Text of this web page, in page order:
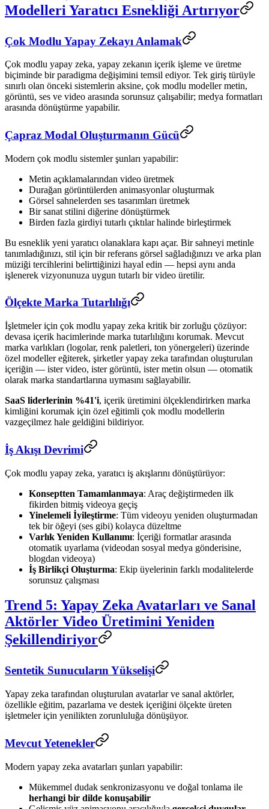
Modelleri Yaratıcı Esnekliği Artırıyor
Çok Modlu Yapay Zekayı Anlamak
Çok modlu yapay zeka, yapay zekanın içerik işleme ve üretme
biçiminde bir paradigma değişimini temsil ediyor. Tek giriş türüyle
sınırlı olan önceki sistemlerin aksine, çok modlu modeller metin,
görüntü, ses ve video arasında sorunsuz çalışabilir; medya formatları
arasında dönüştürme yapabilir.
Çapraz Modal Oluşturmanın Gücü
Modern çok modlu sistemler şunları yapabilir:
Metin açıklamalarından video üretmek
Durağan görüntülerden animasyonlar oluşturmak
Görsel sahnelerden ses tasarımları üretmek
Bir sanat stilini diğerine dönüştürmek
Birden fazla girdiyi tutarlı çıktılar halinde birleştirmek
Bu esneklik yeni yaratıcı olanaklara kapı açar. Bir sahneyi metinle
tanımladığınızı, stil için bir referans görsel sağladığınızı ve arka plan
müziği tercihlerini belirttiğinizi hayal edin — hepsi aynı anda
işlenerek vizyonunuza uygun tutarlı bir video üretilir.
Ölçekte Marka Tutarlılığı
İşletmeler için çok modlu yapay zeka kritik bir zorluğu çözüyor:
devasa içerik hacimlerinde marka tutarlılığını korumak. Mevcut
marka varlıkları (logolar, renk paletleri, ton yönergeleri) üzerinde
özel modeller eğiterek, şirketler yapay zeka tarafından oluşturulan
içeriğin — ister video, ister görüntü, ister metin olsun — otomatik
olarak marka standartlarına uymasını sağlayabilir.
SaaS liderlerinin %41'i, içerik üretimini ölçeklendirirken marka
kimliğini korumak için özel eğitimli çok modlu modellerin
vazgeçilmez hale geldiğini bildiriyor.
İş Akışı Devrimi
Çok modlu yapay zeka, yaratıcı iş akışlarını dönüştürüyor:
Konseptten Tamamlanmaya: Araç değiştirmeden ilk
fikirden bitmiş videoya geçiş
Yinelemeli İyileştirme: Tüm videoyu yeniden oluşturmadan
tek bir öğeyi (ses gibi) kolayca düzeltme
Varlık Yeniden Kullanımı: İçeriği formatlar arasında
otomatik uyarlama (videodan sosyal medya gönderisine,
blogdan videoya)
İş Birlikçi Oluşturma: Ekip üyelerinin farklı modalitelerde
sorunsuz çalışması
Trend 5: Yapay Zeka Avatarları ve Sanal
Aktörler Video Üretimini Yeniden
Şekillendiriyor
Sentetik Sunucuların Yükselişi
Yapay zeka tarafından oluşturulan avatarlar ve sanal aktörler,
özellikle eğitim, pazarlama ve destek içeriğini ölçekte üreten
işletmeler için yenilikten zorunluluğa dönüşüyor.
Mevcut Yetenekler
Modern yapay zeka avatarları şunları yapabilir:
Mükemmel dudak senkronizasyonu ve doğal tonlama ile
herhangi bir dilde konuşabilir